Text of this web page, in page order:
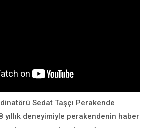
Sedat Taşçı Perakende
yıllık deneyimiyle perakendenin haber